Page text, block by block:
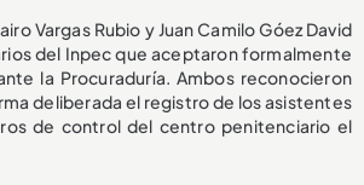
Vargas Rubio y Juan Camilo Góez David
del Inpec que aceptaron formalmente
la Procuraduría. Ambos reconocieron
deliberada el registro de los asistentes
de control del centro penitenciario el